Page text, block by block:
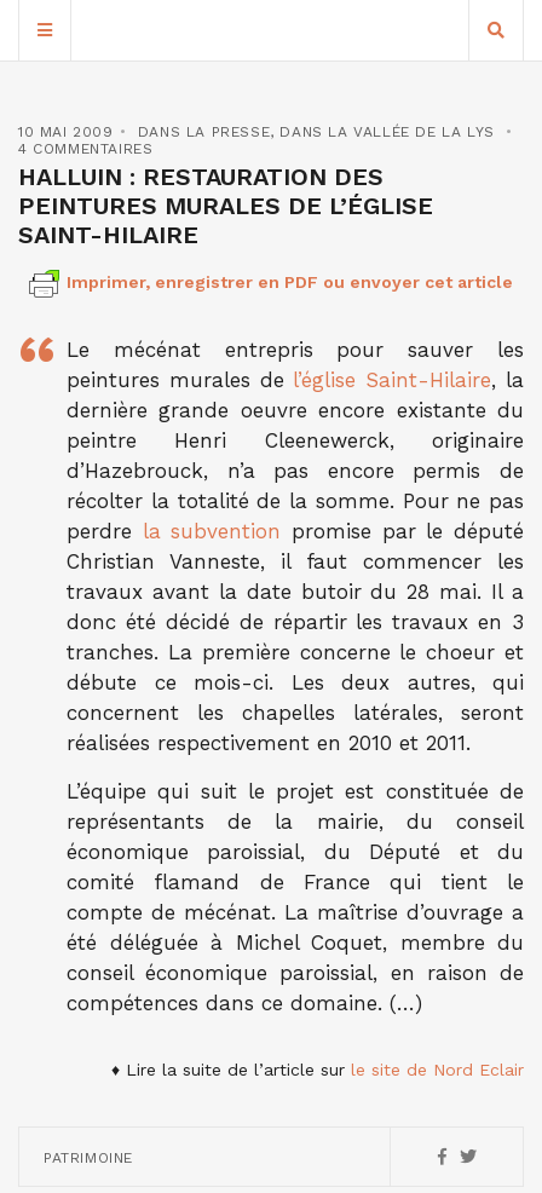
10 MAI 2009 DANS LA PRESSE, DANS LA VALLÉE DE LA LYS
4 COMMENTAIRES
HALLUIN : RESTAURATION DES
PEINTURES MURALES DE L’ÉGLISE
SAINT-HILAIRE
Imprimer, enregistrer en PDF ou envoyer cet article
Le mécénat entrepris pour sauver les
peintures murales de l’église Saint-Hilaire, la
dernière grande oeuvre encore existante du
peintre Henri Cleenewerck, originaire
d’Hazebrouck, n’a pas encore permis de
récolter la totalité de la somme. Pour ne pas
perdre la subvention promise par le député
Christian Vanneste, il faut commencer les
travaux avant la date butoir du 28 mai. Il a
donc été décidé de répartir les travaux en 3
tranches. La première concerne le choeur et
débute ce mois-ci. Les deux autres, qui
concernent les chapelles latérales, seront
réalisées respectivement en 2010 et 2011.
L’équipe qui suit le projet est constituée de
représentants de la mairie, du conseil
économique paroissial, du Député et du
comité flamand de France qui tient le
compte de mécénat. La maîtrise d’ouvrage a
été déléguée à Michel Coquet, membre du
conseil économique paroissial, en raison de
compétences dans ce domaine. (…)
♦ Lire la suite de l’article sur le site de Nord Eclair
PATRIMOINE